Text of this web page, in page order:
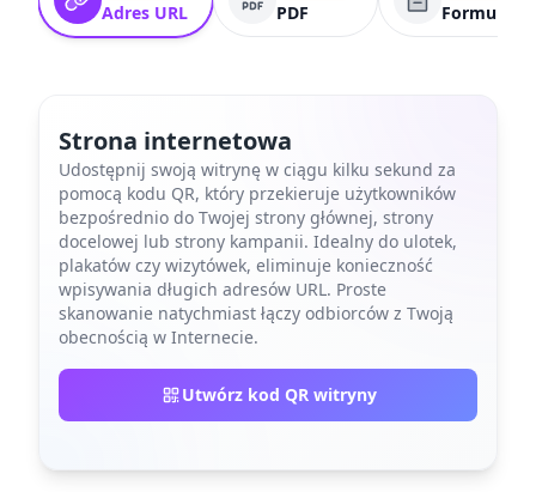
Adres URL PDF Formularz
Strona internetowa
Udostępnij swoją witrynę w ciągu kilku sekund za
pomocą kodu QR, który przekieruje użytkowników
bezpośrednio do Twojej strony głównej, strony
docelowej lub strony kampanii. Idealny do ulotek,
plakatów czy wizytówek, eliminuje konieczność
wpisywania długich adresów URL. Proste
skanowanie natychmiast łączy odbiorców z Twoją
obecnością w Internecie.
Utwórz kod QR witryny